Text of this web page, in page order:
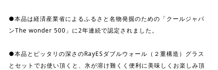
●本品は経済産業省によるふるさと名物発掘のための「クールジャパ
ンThe wonder 500」に2年連続で認定されました。
●本品とピッタリの深さのRayESダブルウォール（２重構造）グラス
とセットでお使い頂くと、氷が溶け難くく便利に美味しくお楽しみ頂